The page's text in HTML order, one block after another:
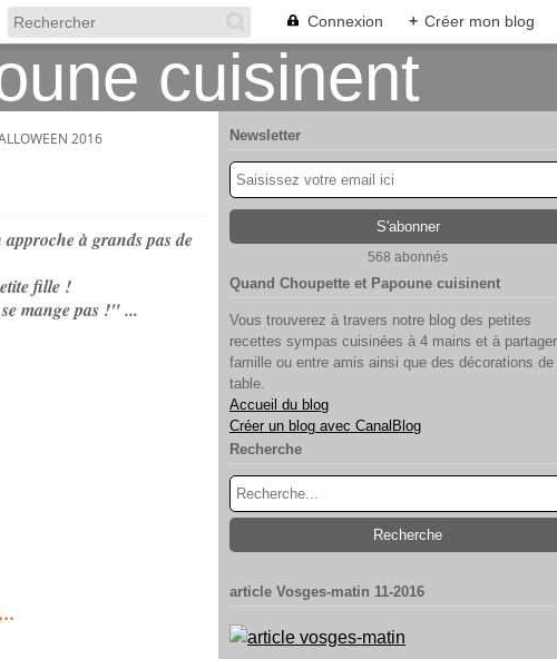
Connexion + Créer mon blog
2016
à grands pas de
fille !
mange pas !" ...
Newsletter
568 abonnés
Quand Choupette et Papoune cuisinent
Vous trouverez à travers notre blog des petites
recettes sympas cuisinées à 4 mains et à
famille ou entre amis ainsi que des décorations de
table.
Accueil du blog
Créer un blog avec CanalBlog
Recherche
article Vosges-matin 11-2016